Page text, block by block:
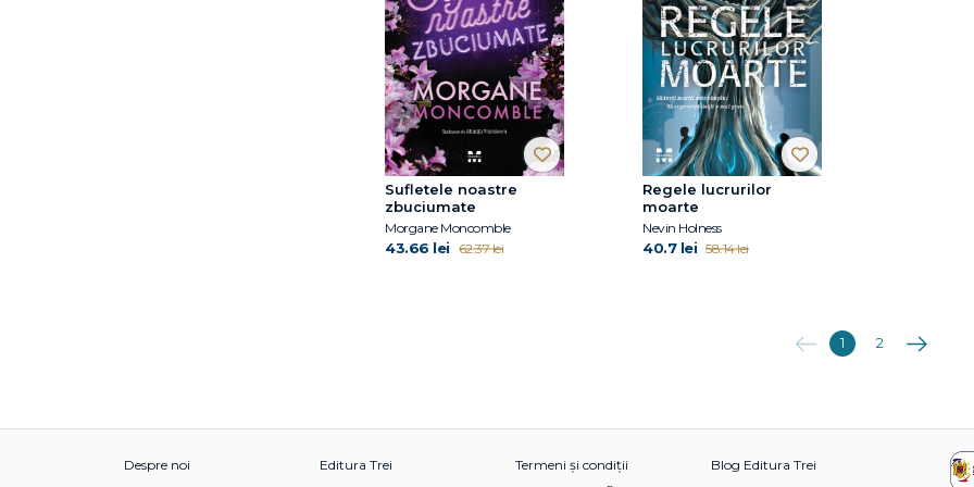
Sufletele noastre
zbuciumate
Morgane Moncomble
43.66 lei 62.37 lei
Regele lucrurilor
moarte
Nevin Holness
40.7 lei 58.14 lei
Anterioara
1 2
Despre noi
Editura Trei
Termeni și condiții
Blog Editura Trei